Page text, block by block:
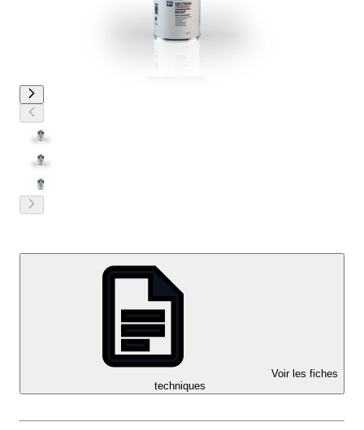
Voir les fiches
techniques